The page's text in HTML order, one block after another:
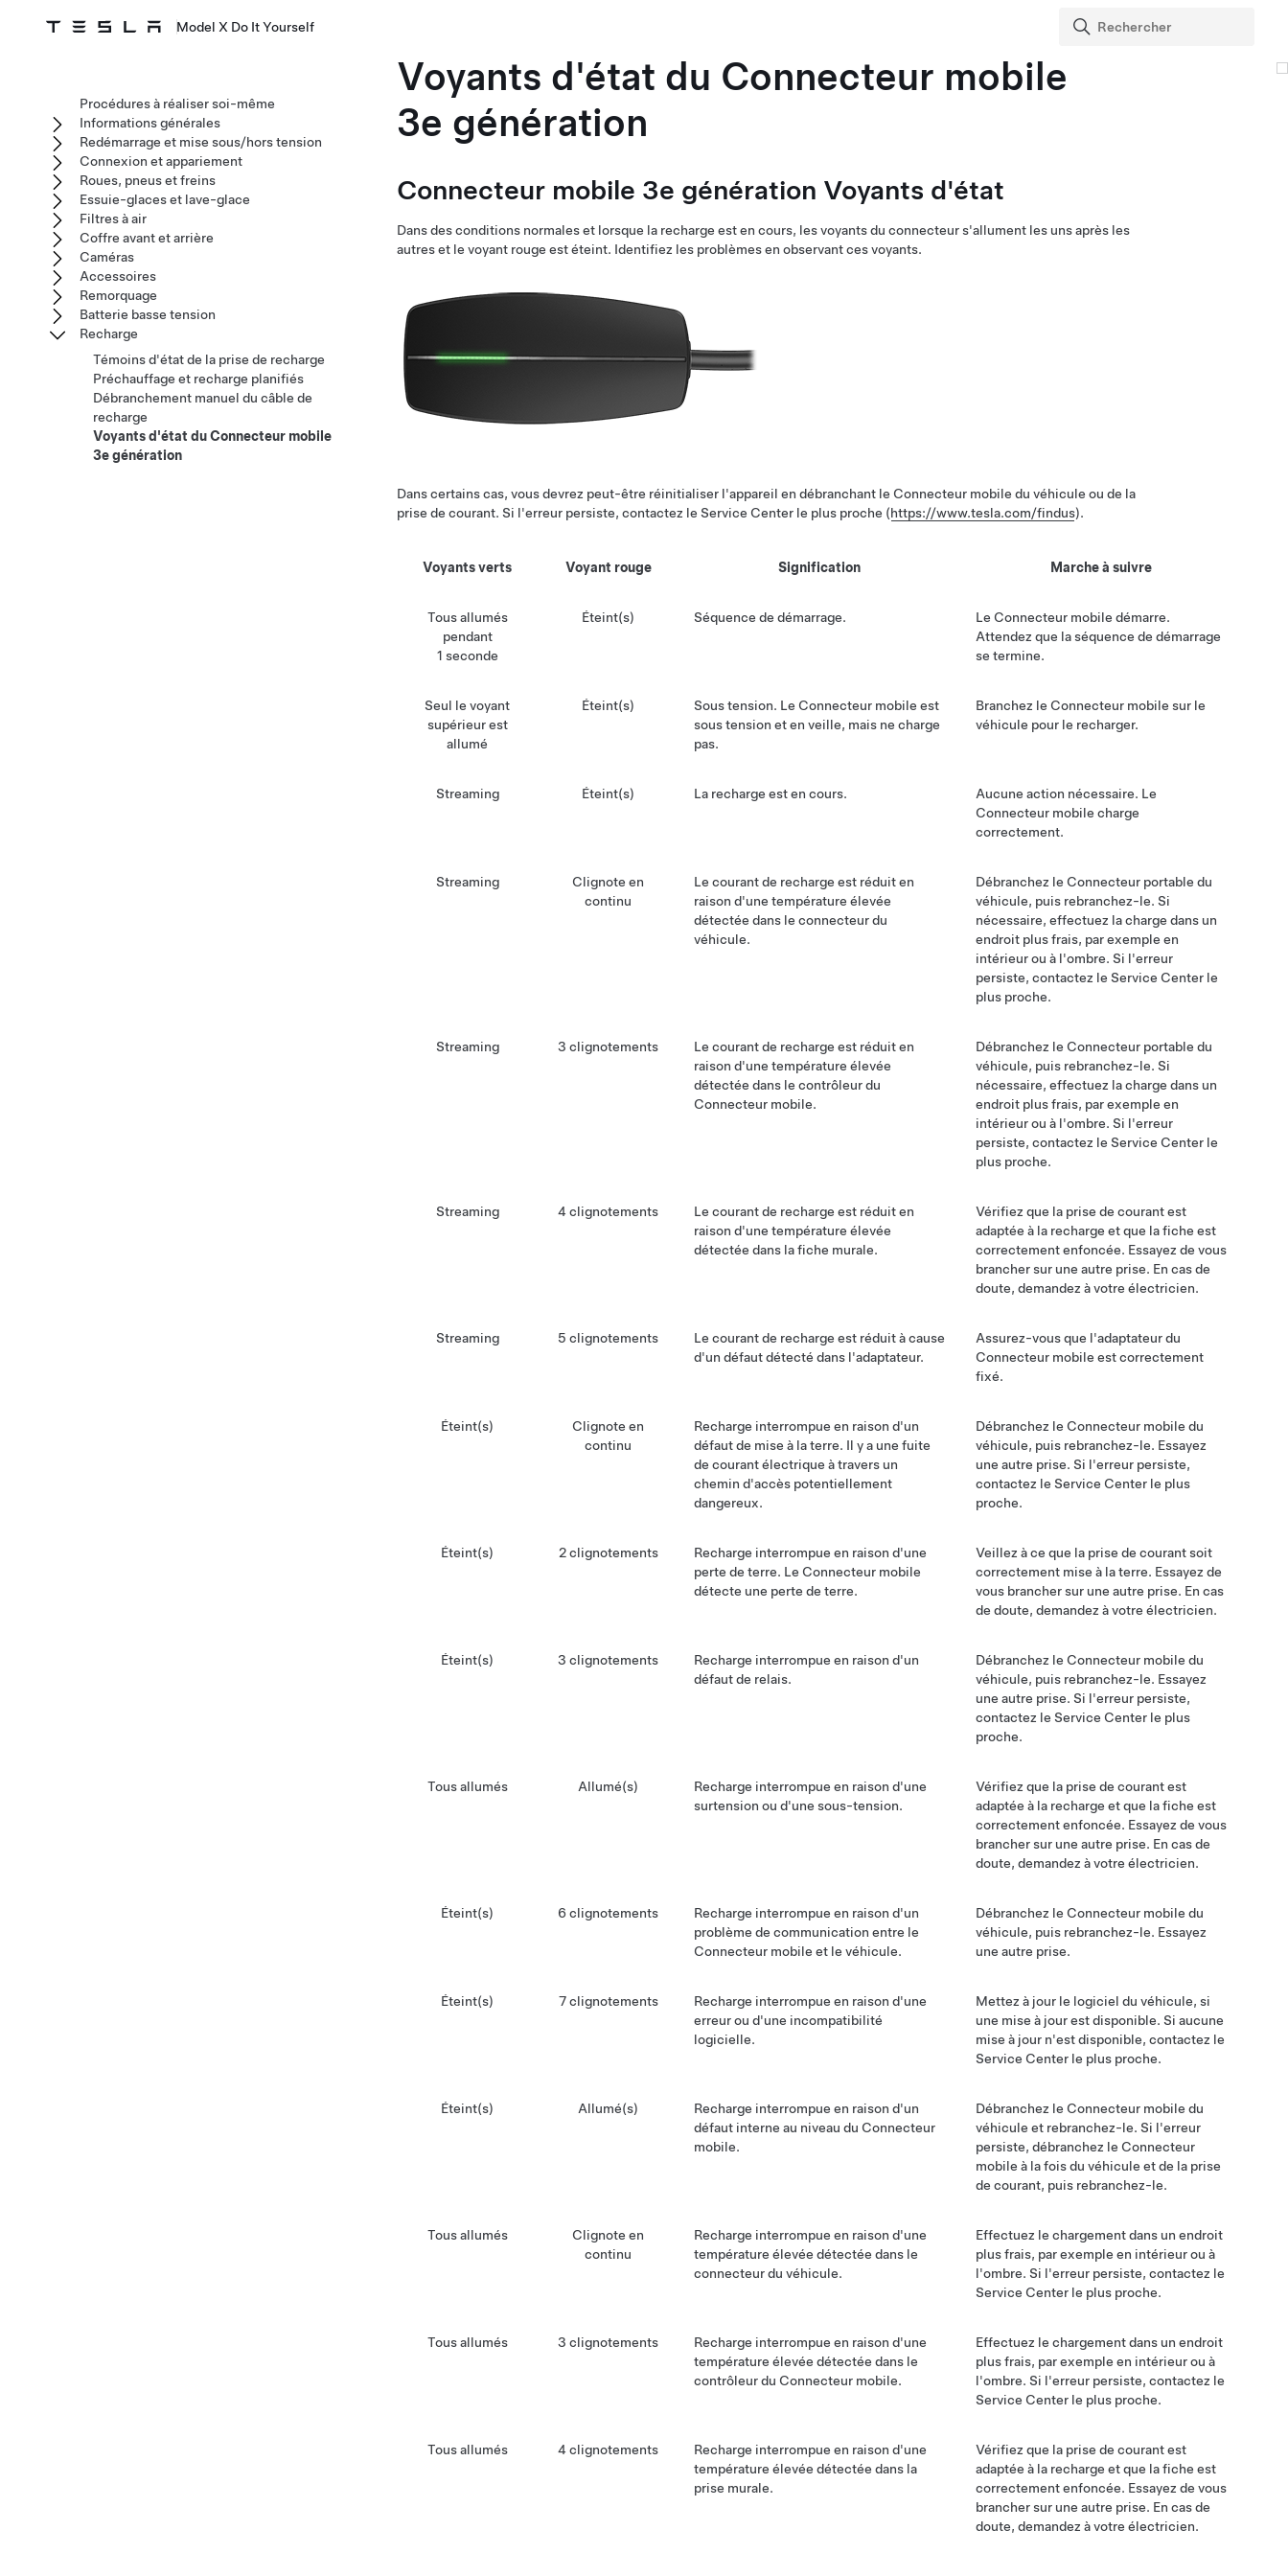
Model X Do It Yourself
Voyants d'état du Connecteur mobile
3e génération
Connecteur mobile 3e génération Voyants d'état
Dans des conditions normales et lorsque la recharge est en cours, les voyants du connecteur s'allument les uns après les
autres et le voyant rouge est éteint. Identifiez les problèmes en observant ces voyants.
Dans certains cas, vous devrez peut-être réinitialiser l'appareil en débranchant le Connecteur mobile du véhicule ou de la
prise de courant. Si l'erreur persiste, contactez le Service Center le plus proche (https://www.tesla.com/findus).
Voyants verts Voyant rouge Signification Marche à suivre
Tous allumés
pendant
1 seconde
Éteint(s) Séquence de démarrage.
Le Connecteur mobile démarre.
Attendez que la séquence de démarrage
se termine.
Seul le voyant
supérieur est
allumé
Éteint(s)
Sous tension. Le Connecteur mobile est
sous tension et en veille, mais ne charge
pas.
Branchez le Connecteur mobile sur le
véhicule pour le recharger.
Streaming Éteint(s) La recharge est en cours.
Aucune action nécessaire. Le
Connecteur mobile charge
correctement.
Streaming
Clignote en
continu
Le courant de recharge est réduit en
raison d'une température élevée
détectée dans le connecteur du
véhicule.
Débranchez le Connecteur portable du
véhicule, puis rebranchez-le. Si
nécessaire, effectuez la charge dans un
endroit plus frais, par exemple en
intérieur ou à l'ombre. Si l'erreur
persiste, contactez le Service Center le
plus proche.
Streaming 3 clignotements
Le courant de recharge est réduit en
raison d'une température élevée
détectée dans le contrôleur du
Connecteur mobile.
Débranchez le Connecteur portable du
véhicule, puis rebranchez-le. Si
nécessaire, effectuez la charge dans un
endroit plus frais, par exemple en
intérieur ou à l'ombre. Si l'erreur
persiste, contactez le Service Center le
plus proche.
Streaming 4 clignotements
Le courant de recharge est réduit en
raison d'une température élevée
détectée dans la fiche murale.
Vérifiez que la prise de courant est
adaptée à la recharge et que la fiche est
correctement enfoncée. Essayez de vous
brancher sur une autre prise. En cas de
doute, demandez à votre électricien.
Streaming 5 clignotements
Le courant de recharge est réduit à cause
d'un défaut détecté dans l'adaptateur.
Assurez-vous que l'adaptateur du
Connecteur mobile est correctement
fixé.
Éteint(s)
Clignote en
continu
Recharge interrompue en raison d'un
défaut de mise à la terre. Il y a une fuite
de courant électrique à travers un
chemin d'accès potentiellement
dangereux.
Débranchez le Connecteur mobile du
véhicule, puis rebranchez-le. Essayez
une autre prise. Si l'erreur persiste,
contactez le Service Center le plus
proche.
Éteint(s) 2 clignotements
Recharge interrompue en raison d'une
perte de terre. Le Connecteur mobile
détecte une perte de terre.
Veillez à ce que la prise de courant soit
correctement mise à la terre. Essayez de
vous brancher sur une autre prise. En cas
de doute, demandez à votre électricien.
Éteint(s) 3 clignotements
Recharge interrompue en raison d'un
défaut de relais.
Débranchez le Connecteur mobile du
véhicule, puis rebranchez-le. Essayez
une autre prise. Si l'erreur persiste,
contactez le Service Center le plus
proche.
Tous allumés Allumé(s)
Recharge interrompue en raison d'une
surtension ou d'une sous-tension.
Vérifiez que la prise de courant est
adaptée à la recharge et que la fiche est
correctement enfoncée. Essayez de vous
brancher sur une autre prise. En cas de
doute, demandez à votre électricien.
Éteint(s) 6 clignotements
Recharge interrompue en raison d'un
problème de communication entre le
Connecteur mobile et le véhicule.
Débranchez le Connecteur mobile du
véhicule, puis rebranchez-le. Essayez
une autre prise.
Éteint(s) 7 clignotements
Recharge interrompue en raison d'une
erreur ou d'une incompatibilité
logicielle.
Mettez à jour le logiciel du véhicule, si
une mise à jour est disponible. Si aucune
mise à jour n'est disponible, contactez le
Service Center le plus proche.
Éteint(s) Allumé(s)
Recharge interrompue en raison d'un
défaut interne au niveau du Connecteur
mobile.
Débranchez le Connecteur mobile du
véhicule et rebranchez-le. Si l'erreur
persiste, débranchez le Connecteur
mobile à la fois du véhicule et de la prise
de courant, puis rebranchez-le.
Tous allumés
Clignote en
continu
Recharge interrompue en raison d'une
température élevée détectée dans le
connecteur du véhicule.
Effectuez le chargement dans un endroit
plus frais, par exemple en intérieur ou à
l'ombre. Si l'erreur persiste, contactez le
Service Center le plus proche.
Tous allumés 3 clignotements
Recharge interrompue en raison d'une
température élevée détectée dans le
contrôleur du Connecteur mobile.
Effectuez le chargement dans un endroit
plus frais, par exemple en intérieur ou à
l'ombre. Si l'erreur persiste, contactez le
Service Center le plus proche.
Tous allumés 4 clignotements
Recharge interrompue en raison d'une
température élevée détectée dans la
prise murale.
Vérifiez que la prise de courant est
adaptée à la recharge et que la fiche est
correctement enfoncée. Essayez de vous
brancher sur une autre prise. En cas de
doute, demandez à votre électricien.
Procédures à réaliser soi-même
Informations générales
Redémarrage et mise sous/hors tension
Connexion et appariement
Roues, pneus et freins
Essuie-glaces et lave-glace
Filtres à air
Coffre avant et arrière
Caméras
Accessoires
Remorquage
Batterie basse tension
Recharge
Témoins d'état de la prise de recharge
Préchauffage et recharge planifiés
Débranchement manuel du câble de
recharge
Voyants d'état du Connecteur mobile
3e génération